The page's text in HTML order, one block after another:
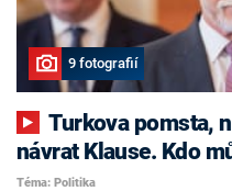
9 fotografií
Turkova pomsta, nekonfliktní Havlíček i
návrat Klause. Kdo
Téma: Politika